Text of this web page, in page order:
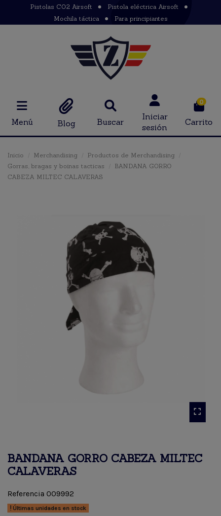
Pistolas CO2 Airsoft
Pistola eléctrica Airsoft
Mochila táctica
Para principiantes
Menú Blog Buscar
Iniciar
sesión
0
Carrito
Inicio Merchandising
Productos de Merchandising
Gorras, bragas y boinas tacticas
BANDANA GORRO
CABEZA MILTEC CALAVERAS
BANDANA GORRO CABEZA MILTEC
CALAVERAS
Referencia 009992
Últimas unidades en stock